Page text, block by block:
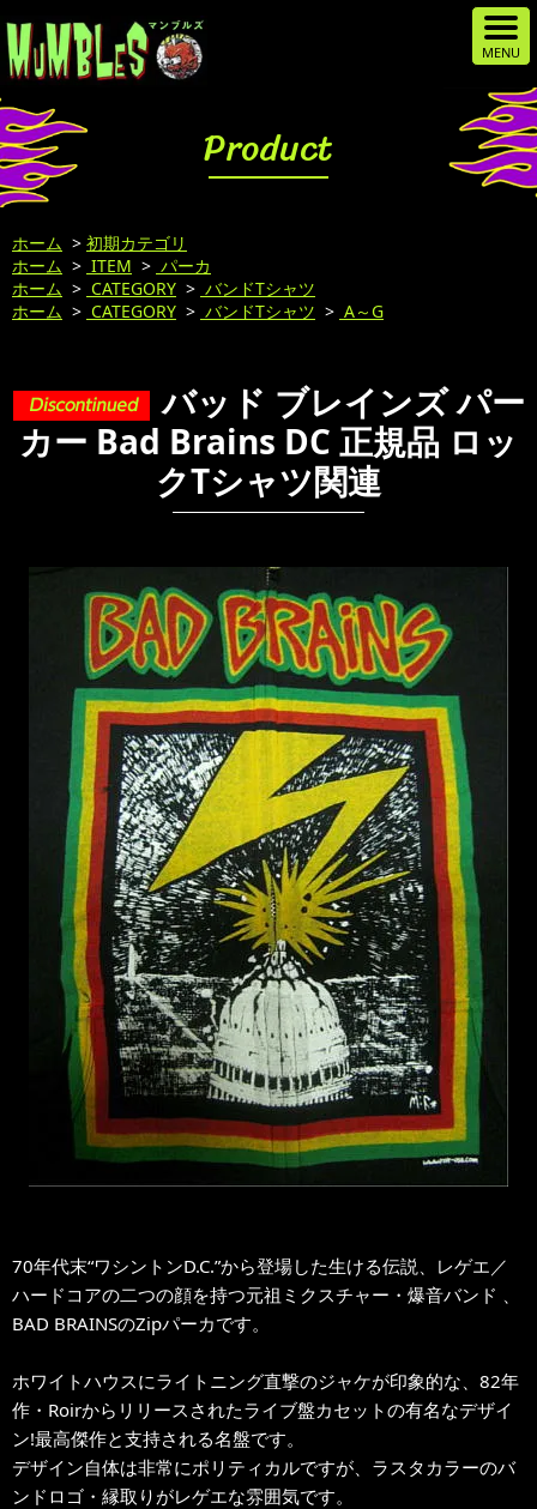
Product
ホーム > 初期カテゴリ
ホーム > ITEM > パーカ
ホーム > CATEGORY > バンドTシャツ
ホーム > CATEGORY > バンドTシャツ > A～G
バッド ブレインズ パー
カー Bad Brains DC 正規品 ロッ
クTシャツ関連
70年代末“ワシントンD.C.”から登場した生ける伝説、レゲエ／
ハードコアの二つの顔を持つ元祖ミクスチャー・爆音バンド 、
BAD BRAINSのZipパーカです。
ホワイトハウスにライトニング直撃のジャケが印象的な、82年
作・Roirからリリースされたライブ盤カセットの有名なデザイ
ン!最高傑作と支持される名盤です。
デザイン自体は非常にポリティカルですが、ラスタカラーのバ
ンドロゴ・縁取りがレゲエな雰囲気です。